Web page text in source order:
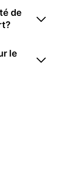
de
le